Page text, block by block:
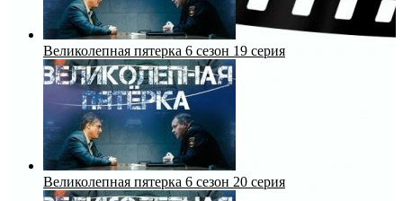
Великолепная пятерка 6 сезон 19 серия
Великолепная пятерка 6 сезон 20 серия